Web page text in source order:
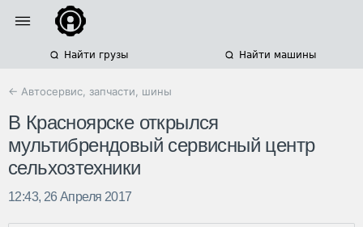
Найти грузы Найти машины
← Автосервис, запчасти, шины
В Красноярске открылся
мультибрендовый сервисный центр
сельхозтехники
12:43, 26 Апреля 2017